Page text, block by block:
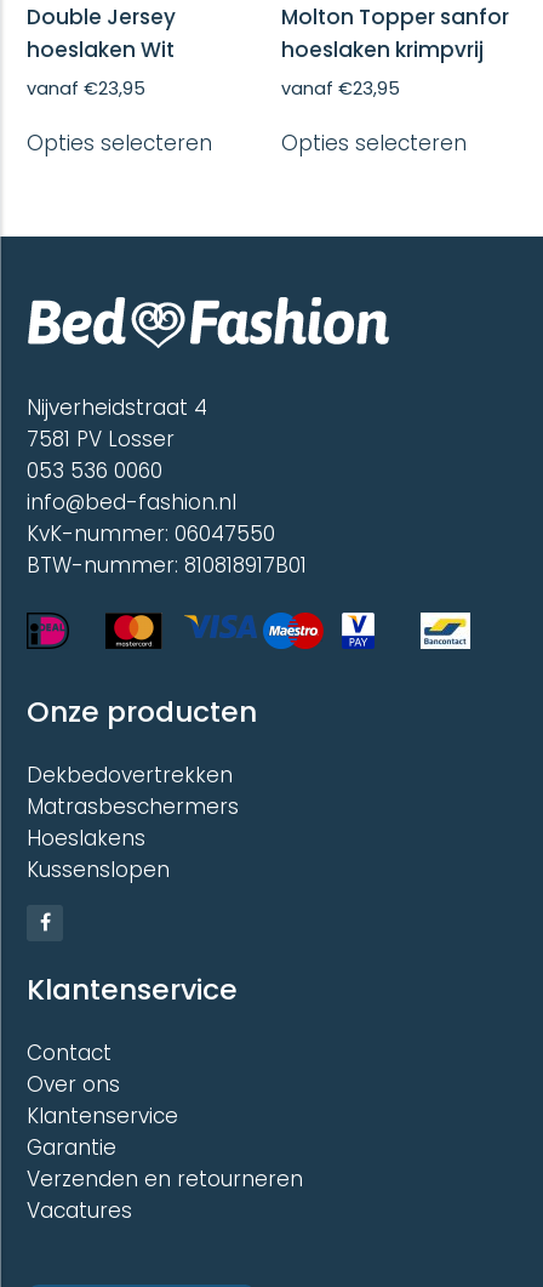
Double Jersey
hoeslaken Wit
vanaf€23,95
Opties selecteren product
Deze
gekozen
worden
Molton Topper sanfor
hoeslaken krimpvrij
vanaf€23,95
Opties selecteren
Deze
Nijverheidstraat 4
7581 PV Losser
053 536 0060
info@bed-fashion.nl
KvK-nummer: 06047550
BTW-nummer: 810818917B01
Onze producten
Dekbedovertrekken
Matrasbeschermers
Hoeslakens
Kussenslopen
Klantenservice
Contact
Over ons
Klantenservice
Garantie
Verzenden en retourneren
Vacatures